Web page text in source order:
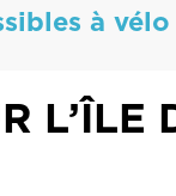
à vélo
L’ÎLE